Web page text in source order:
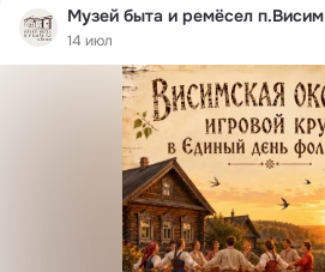
Музей быта и ремёсел п.Висим
14 июл